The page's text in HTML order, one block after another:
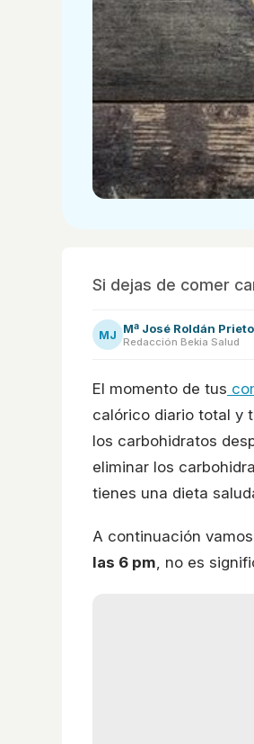
Si dejas de comer
MJ Mª José Roldán Prieto
Redacción Bekia Salud
El momento de tus
calórico diario total y
los carbohidratos
eliminar los
tienes una dieta
A continuación
las 6 pm , no es